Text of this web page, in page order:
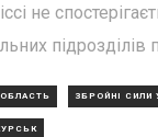
не
підрозділів
ЗБРОЙНІ СИЛИ